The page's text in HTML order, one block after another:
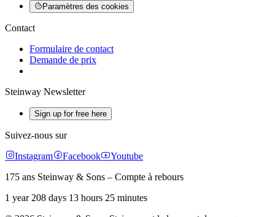
Paramètres des cookies
Contact
Formulaire de contact
Demande de prix
Steinway Newsletter
Sign up for free here
Suivez-nous sur
Instagram
Facebook
Youtube
175 ans Steinway & Sons – Compte à rebours
1 year 208 days 13 hours 25 minutes